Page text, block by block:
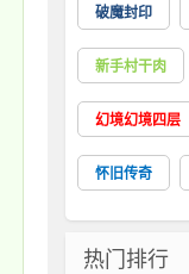
破魔封印
新手村干肉
幻境幻境四层
怀旧传奇
热门排行